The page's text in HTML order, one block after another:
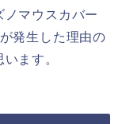
ノマウスカバー
発生した理由の
ます。